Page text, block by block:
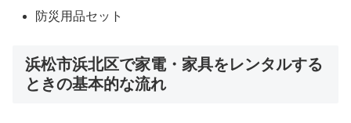
防災用品セット
浜松市浜北区で家電・家具をレンタルする
ときの基本的な流れ